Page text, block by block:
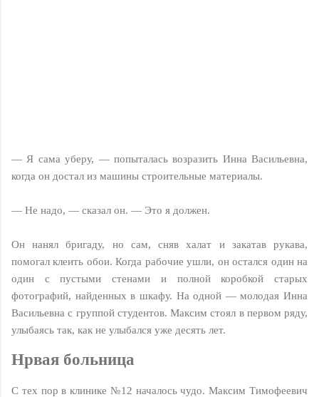
— Я сама уберу, — попыталась возразить Инна Васильевна,
когда он достал из машины строительные материалы.
— Не надо, — сказал он. — Это я должен.
Он нанял бригаду, но сам, сняв халат и закатав рукава,
помогал клеить обои. Когда рабочие ушли, он остался один на
один с пустыми стенами и полной коробкой старых
фотографий, найденных в шкафу. На одной — молодая Инна
Васильевна с группой студентов. Максим стоял в первом ряду,
улыбаясь так, как не улыбался уже десять лет.
Нpвaя бoльницa
С тех пор в клинике №12 началось чудо. Максим Тимофеевич